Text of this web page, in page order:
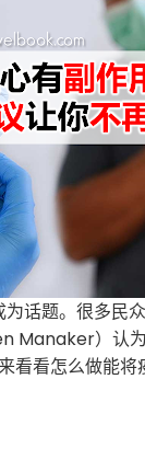
话题。很多民
Manaker）认
看看怎么做能